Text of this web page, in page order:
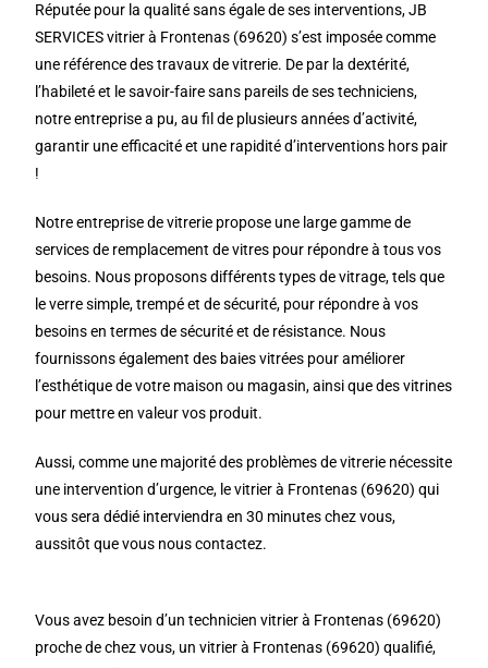
Réputée pour la qualité sans égale de ses interventions, JB
SERVICES vitrier à Frontenas (69620) s’est imposée comme
une référence des travaux de vitrerie. De par la dextérité,
l’habileté et le savoir-faire sans pareils de ses techniciens,
notre entreprise a pu, au fil de plusieurs années d’activité,
garantir une efficacité et une rapidité d’interventions hors pair
!
Notre entreprise de vitrerie propose une large gamme de
services de remplacement de vitres pour répondre à tous vos
besoins. Nous proposons différents types de vitrage, tels que
le verre simple, trempé et de sécurité, pour répondre à vos
besoins en termes de sécurité et de résistance. Nous
fournissons également des baies vitrées pour améliorer
l’esthétique de votre maison ou magasin, ainsi que des vitrines
pour mettre en valeur vos produit.
Aussi, comme une majorité des problèmes de vitrerie nécessite
une intervention d’urgence, le vitrier à Frontenas (69620) qui
vous sera dédié interviendra en 30 minutes chez vous,
aussitôt que vous nous contactez.
Vous avez besoin d’un technicien vitrier à Frontenas (69620)
proche de chez vous, un vitrier à Frontenas (69620) qualifié,